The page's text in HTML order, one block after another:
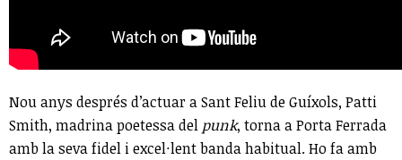
Nou anys després d’actuar a Sant Feliu de Guíxols, Patti
Smith, madrina poetessa del punk, torna a Porta Ferrada
amb la seva fidel i excel·lent banda habitual. Ho fa amb